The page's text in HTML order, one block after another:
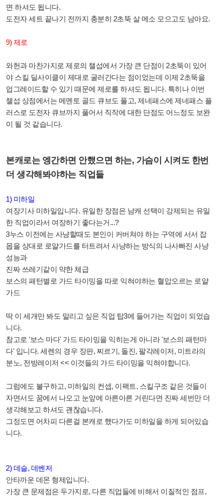
면 하셔도 됩니다.
도전자 세트 끝나기 전까지 충분히 2초뚝 살 메소 모으고도 남아요.
9) 제로
와헌과 마찬가지로 제로의 챌섭에서 가장 큰 단점이 2초뚝이 있어
야 스킬 딜사이클이 제대로 굴러간다는 점이었는데 이제 2초뚝을
업그레이드할 수 있기 때문에 제로를 하셔도 됩니다. 특히나 이번
챌섭 상점에서는 메멘토 골드 큐브도 풀고, 제네패스에 제네패스 플
러스로 도전자 큐브까지 풀어서 직작에 대한 단점도 어느정도 보완
이 될 것 같습니다.
본캐로는 엥간하면 안했으면 하는, 가슴이 시켜도 한번
더 생각해봐야하는 직업들
1) 미하일
여장기사 미하일입니다. 유일한 장점은 남캐 선택이 강제되는 유일
한 직업이라서 여장하기 좋다는거...?
3누스 이전에는 사냥할때도 본인이 커버쳐야 하는 구역에 서서 잡
몹을 상대로 로얄가드를 터트려서 사냥하는 방식의 나사빠진 사냥
성능과
진짜 쓰레기같이 약한 체급
보스의 패턴별로 가드 타이밍을 따로 익혀야하는 혈압오르는 로얄
가드
딱 이 세개만 봐도 말리고 싶은 직업 탑3에 들어가는 직업이 되었습
니다.
참고로 '보스 마다' 가드 타이밍을 익히는게 아니라 '보스의 패턴마
다' 입니다. 세렌의 경우 장판, 찌르기, 돌진, 팔각레이저, 미트라의
분노, 전방레이저 << 이것들의 가드 타이밍을 익혀야합니다.
그럼에도 불구하고, 미하일의 컨셉, 이팩트, 스킬구조 같은 것들이
자면서도 꿈에서 나오고 눈앞에 아른아른 거린다면 진짜 세번만 더
생각해보고 하셔도 괜찮습니다.
그정도면 어차피 다른걸 본캐로 했다가도 미하일을 하게 되어있습
니다.
2) 데슬, 데벤저
안타까운 데몬 형제입니다.
가장 큰 문제점은 두가지로, 다른 직업들에 비해서 이질적인 점프,